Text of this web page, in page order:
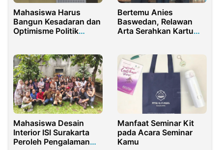
Mahasiswa Harus
Bangun Kesadaran dan
Optimisme Politik
Bertemu Anies
Baswedan, Relawan
Arta Serahkan Kartu
Mahasiswa Desain
Interior ISI Surakarta
Peroleh Pengalaman
Manfaat Seminar Kit
pada Acara Seminar
Kamu